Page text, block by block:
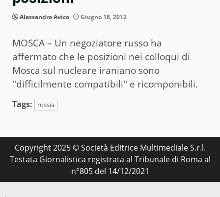
Alessandro Avico Giugno 18, 2012
MOSCA – Un negoziatore russo ha
affermato che le posizioni nei colloqui di
Mosca sul nucleare iraniano sono
''difficilmente compatibili'' e ricomponibili.
Tags: russia
Copyright 2025 © Società Editrice Multimediale S.r.l.
Testata Giornalistica registrata al Tribunale di Roma al
n°805 del 14/12/2021